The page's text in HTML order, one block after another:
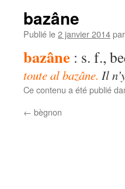
bazâne
Publié le2 janvier 2014par
bazâne : s. f.,
toute al bazâne. Il
Ce contenu a été publié
← bègnon